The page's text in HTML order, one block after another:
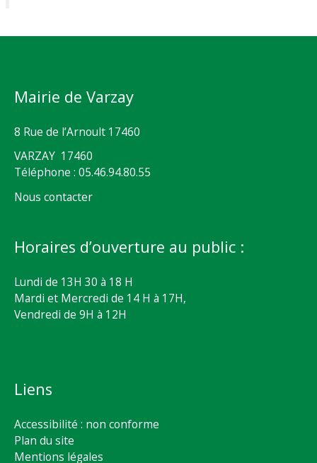
Mairie de Varzay
8 Rue de l’Arnoult 17460
VARZAY 17460
Téléphone : 05.46.94.80.55
Nous contacter
Horaires d’ouverture au public :
Lundi de 13H 30 à 18 H
Mardi et Mercredi de 14 H à 17H,
Vendredi de 9H à 12H
Liens
Accessibilité : non conforme
Plan du site
Mentions légales